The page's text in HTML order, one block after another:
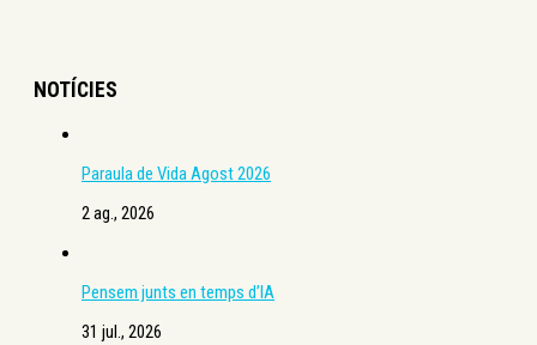
NOTÍCIES
Paraula de Vida Agost 2026
2 ag., 2026
Pensem junts en temps d’IA
31 jul., 2026